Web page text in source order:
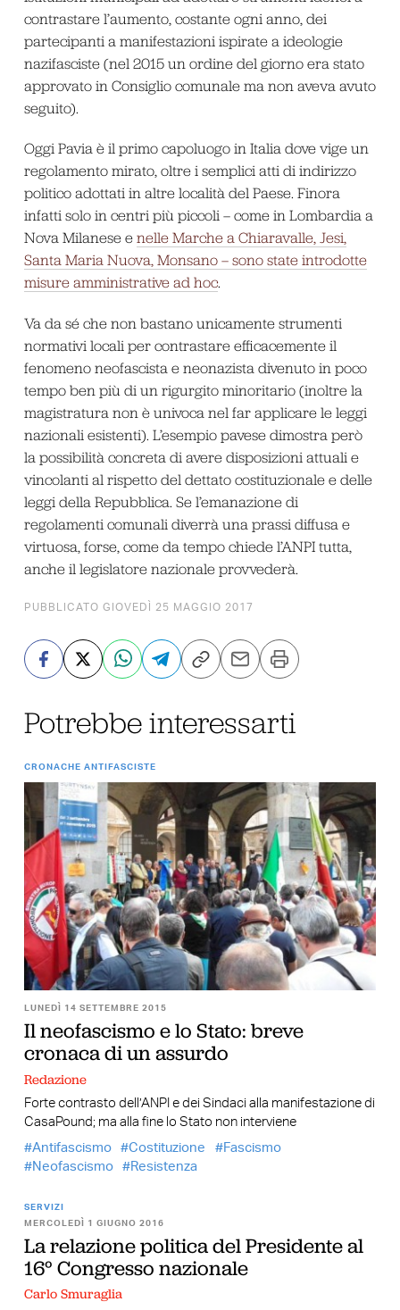
contrastare l’aumento, costante ogni anno, dei
partecipanti a manifestazioni ispirate a ideologie
nazifasciste (nel 2015 un ordine del giorno era stato
approvato in Consiglio comunale ma non aveva avuto
seguito).
Oggi Pavia è il primo capoluogo in Italia dove vige un
regolamento mirato, oltre i semplici atti di indirizzo
politico adottati in altre località del Paese. Finora
infatti solo in centri più piccoli – come in Lombardia a
Nova Milanese e nelle Marche a Chiaravalle, Jesi,
Santa Maria Nuova, Monsano – sono state introdotte
misure amministrative ad hoc.
Va da sé che non bastano unicamente strumenti
normativi locali per contrastare efficacemente il
fenomeno neofascista e neonazista divenuto in poco
tempo ben più di un rigurgito minoritario (inoltre la
magistratura non è univoca nel far applicare le leggi
nazionali esistenti). L’esempio pavese dimostra però
la possibilità concreta di avere disposizioni attuali e
vincolanti al rispetto del dettato costituzionale e delle
leggi della Repubblica. Se l’emanazione di
regolamenti comunali diverrà una prassi diffusa e
virtuosa, forse, come da tempo chiede l’ANPI tutta,
anche il legislatore nazionale provvederà.
PUBBLICATO GIOVEDÌ 25 MAGGIO 2017
Potrebbe interessarti
CRONACHE ANTIFASCISTE
LUNEDÌ 14 SETTEMBRE 2015
Il neofascismo e lo Stato: breve
cronaca di un assurdo
Redazione
Forte contrasto dell’ANPI e dei Sindaci alla manifestazione di
CasaPound; ma alla fine lo Stato non interviene
Antifascismo
Costituzione
Fascismo
Neofascismo
Resistenza
SERVIZI
MERCOLEDÌ 1 GIUGNO 2016
La relazione politica del Presidente al
16° Congresso nazionale
Carlo Smuraglia